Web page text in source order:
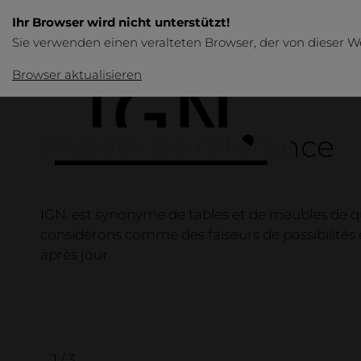
Projets de référence
IGN. est synonyme de tables et de meubles de
considérons comme des faiseurs de
après jour.
Ihr Browser wird nicht unterstützt!
Sie verwenden einen veralteten Browser, der von dieser
Browser aktualisieren